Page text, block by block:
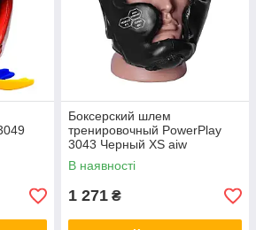
Боксерский шлем
тренировочный PowerPlay
3043 Черный XS aiw
Оригинал 1510
В наявності
1 271 ₴